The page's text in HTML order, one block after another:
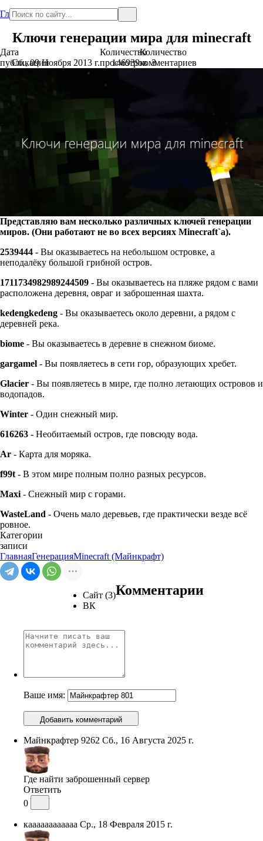
Главная
Ключи генерации мира для minecraft
Дата
публикации
Сб., 09 Ноября 2013 г.
Количество
просмотров
146939
Количество
комментариев
3
Представляю вам несколько различных ключей генерации
миров. (Они работают не во всех версиях Minecraft`a).
2539444 - Вы оказываетесь на небольшом островке, а
неподалёку большой грибной остров.
1711734982989244509 - Вы оказываетесь на пляже рядом c вами
расположена деревня, овраг и заброшенная шахта.
kedengkedeng - Вы оказываетесь около деревни, а рядом с
деревней река.
biome - Вы оказываетесь в деревне в снежном биоме.
gargamel - Вы появляетесь в сети гор, образующих хребет.
Glacier - Вы появляетесь в мире, где полно летающих островов и
водопадов.
Winter - Один снежный мир.
616263 - Необитаемый остров, где повсюду вода.
Ar - Карта для моряка.
f99t - В этом мире полным полно разных ресурсов.
Maxi - Снежный мир с горами.
WasteLand - Очень мало деревьев, где практически везде всё
ровное.
Категории
записи
ГлавнаяГенерацияMinecraft (Майнкрафт)
Сайт (3)
ВК
Комментарии
Ваше имя:
Добавить комментарий
Майнкрафтер 9262 Сб., 16 Августа 2025 г.
Где найти заброшенный сервер
Ответить
0
каааааааааааа Ср., 18 Февраля 2015 г.